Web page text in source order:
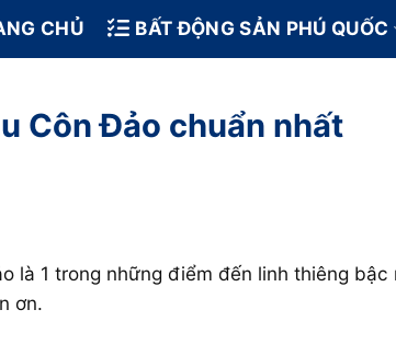
CHỦ BẤT ĐỘNG SẢN PHÚ QUỐC
Côn Đảo chuẩn nhất
là 1 trong những điểm đến linh thiêng
ơn.